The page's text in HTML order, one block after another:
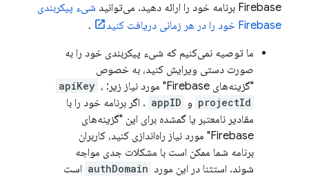
Firebase برنامه خود را ارائه دهید. می‌توانید
شیء پیکربندی
Firebase خود را در هر زمانی دریافت کنید
.
ما توصیه نمی‌کنیم که شیء پیکربندی خود را به
صورت دستی ویرایش کنید، به خصوص
"گزینه‌های Firebase" مورد نیاز زیر:
apiKey ،
projectId و appID . اگر برنامه خود را با
مقادیر نامعتبر یا گمشده برای این "گزینه‌های
Firebase" مورد نیاز راه‌اندازی کنید، کاربران
برنامه شما ممکن است با مشکلات جدی مواجه
شوند. استثنا در این مورد authDomain است